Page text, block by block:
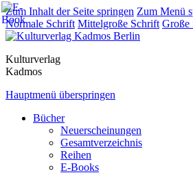
Zum Inhalt der Seite springen Zum Menü
Normale Schrift Mittelgroße Schrift Große
Kulturverlag
Kadmos
Hauptmenü überspringen
Bücher
Neuerscheinungen
Gesamtverzeichnis
Reihen
E-Books